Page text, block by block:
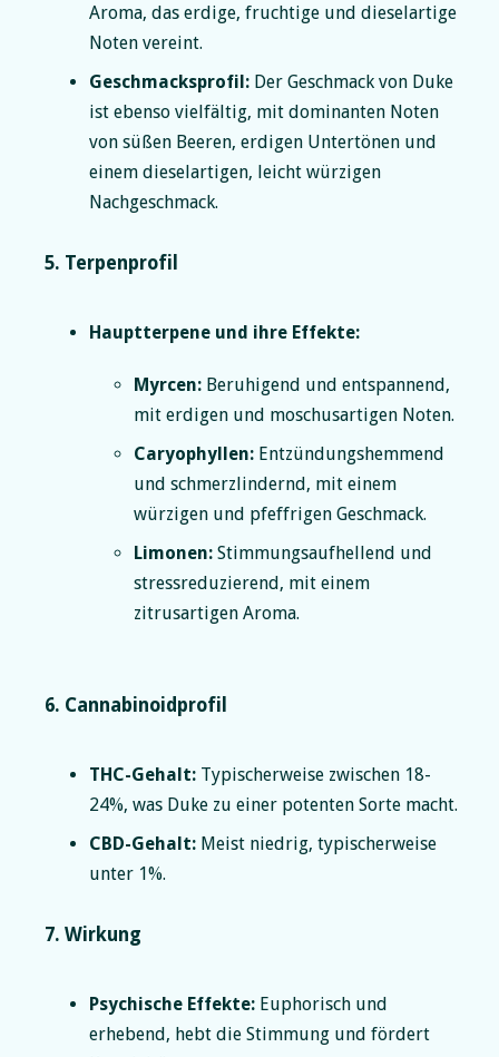
Aroma, das erdige, fruchtige und dieselartige
Noten vereint.
Geschmacksprofil: Der Geschmack von Duke
ist ebenso vielfältig, mit dominanten Noten
von süßen Beeren, erdigen Untertönen und
einem dieselartigen, leicht würzigen
Nachgeschmack.
5. Terpenprofil
Hauptterpene und ihre Effekte:
Myrcen: Beruhigend und entspannend,
mit erdigen und moschusartigen Noten.
Caryophyllen: Entzündungshemmend
und schmerzlindernd, mit einem
würzigen und pfeffrigen Geschmack.
Limonen: Stimmungsaufhellend und
stressreduzierend, mit einem
zitrusartigen Aroma.
6. Cannabinoidprofil
THC-Gehalt: Typischerweise zwischen 18-
24%, was Duke zu einer potenten Sorte macht.
CBD-Gehalt: Meist niedrig, typischerweise
unter 1%.
7. Wirkung
Psychische Effekte: Euphorisch und
erhebend, hebt die Stimmung und fördert